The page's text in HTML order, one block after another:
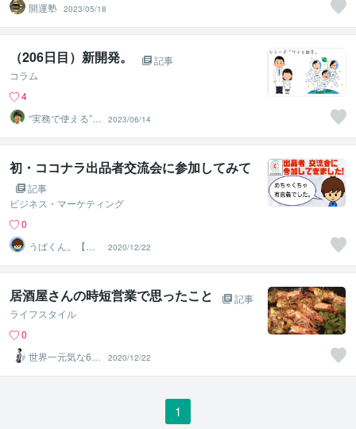
開運塾 2023/05/18
（206日目）新開発。
記事
コラム
4
“実務で使える”改
善パートナー／
かめきち
2023/06/14
初・ココナラ出品者交流会に参加してみて
記事
ビジネス・マーケティング
0
うぱくん。【We
b･個別アドバイ
ス系】
2020/12/22
居酒屋さんの時短営業で思ったこと
記事
ライフスタイル
0
世界一元気な60
歳♪ 藤野もえ
2020/12/22
1